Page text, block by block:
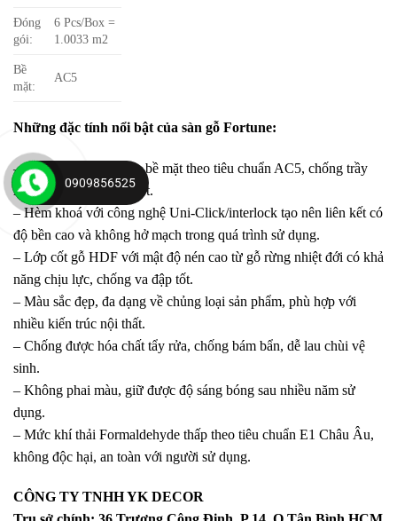
Đóng
gói:
6 Pcs/Box =
1.0033 m2
Bề
mặt:
AC5
Những đặc tính nổi bật của sàn gỗ Fortune:
– Cấp độ mài mòn trên bề mặt theo tiêu chuẩn AC5, chống trầy
xước, chịu ma sát cựctốt.
– Hèm khoá với công nghệ Uni-Click/interlock tạo nên liên kết có
độ bền cao và không hở mạch trong quá trình sử dụng.
– Lớp cốt gỗ HDF với mật độ nén cao từ gỗ rừng nhiệt đới có khả
năng chịu lực, chống va đập tốt.
– Màu sắc đẹp, đa dạng về chủng loại sản phẩm, phù hợp với
nhiều kiến trúc nội thất.
– Chống được hóa chất tẩy rửa, chống bám bẩn, dễ lau chùi vệ
sinh.
– Không phai màu, giữ được độ sáng bóng sau nhiều năm sử
dụng.
– Mức khí thải Formaldehyde thấp theo tiêu chuẩn E1 Châu Âu,
không độc hại, an toàn với người sử dụng.
CÔNG TY TNHH YK DECOR
0909856525